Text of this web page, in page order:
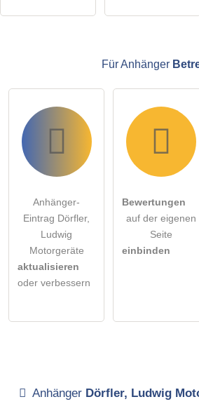
Für Anhänger
Anhänger-
Eintrag Dörfler,
Ludwig
Motorgeräte
aktualisieren
oder verbessern
Bewertungen
auf der eigenen
Seite
einbinden
Anhänger Dörfler, Ludwig